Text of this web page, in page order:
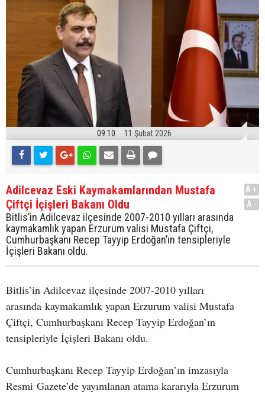
09:10 11 Şubat 2026
Adilcevaz Eski Kaymakamlarından Mustafa
Çiftçi İçişleri Bakanı Oldu
Bitlis’in Adilcevaz ilçesinde 2007-2010 yılları arasında
kaymakamlık yapan Erzurum valisi Mustafa Çiftçi,
Cumhurbaşkanı Recep Tayyip Erdoğan’ın tensipleriyle
İçişleri Bakanı oldu.
A+
A-
Bitlis’in Adilcevaz ilçesinde 2007-2010 yılları
arasında kaymakamlık yapan Erzurum valisi Mustafa
Çiftçi, Cumhurbaşkanı Recep Tayyip Erdoğan’ın
tensipleriyle İçişleri Bakanı oldu.
Cumhurbaşkanı Recep Tayyip Erdoğan’ın imzasıyla
Resmi Gazete’de yayımlanan atama kararıyla Erzurum